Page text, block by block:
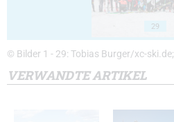
29
© Bilder 1 - 29: Tobias Burger/xc-ski.de;
VERWANDTE ARTIKEL